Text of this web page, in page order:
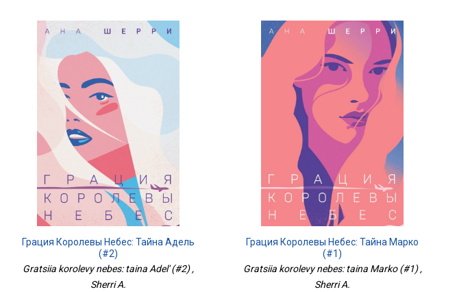
Грация Королевы Небес: Тайна Адель
(#2)
Gratsiia korolevy nebes: taina Adel' (#2) ,
Sherri A.
Грация Королевы Небес: Тайна Марко
(#1)
Gratsiia korolevy nebes: taina Marko (#1) ,
Sherri A.